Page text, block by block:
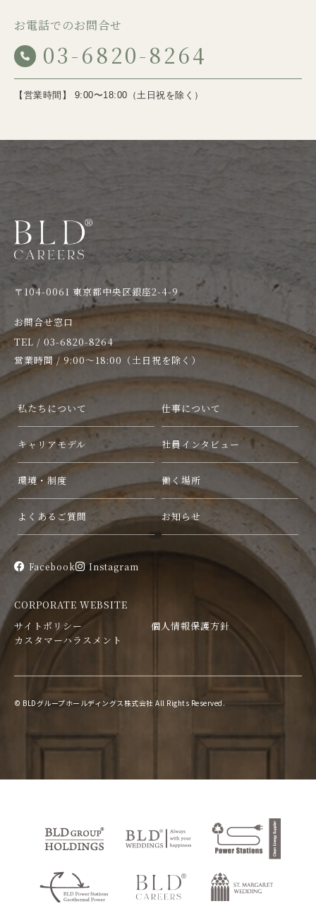
お電話でのお問合せ
03-6820-8264
【営業時間】 9:00〜18:00（土日祝を除く）
〒104-0061 東京都中央区銀座2-4-9
お問合せ窓口
TEL / 03-6820-8264
営業時間 / 9:00〜18:00（土日祝を除く）
私たちについて 仕事について
キャリアモデル 社員インタビュー
環境・制度 働く場所
よくあるご質問 お知らせ
Facebook Instagram
CORPORATE WEBSITE
サイトポリシー
個人情報保護方針
カスタマーハラスメント
© BLDグループホールディングス株式会社 All Rights Reserved.